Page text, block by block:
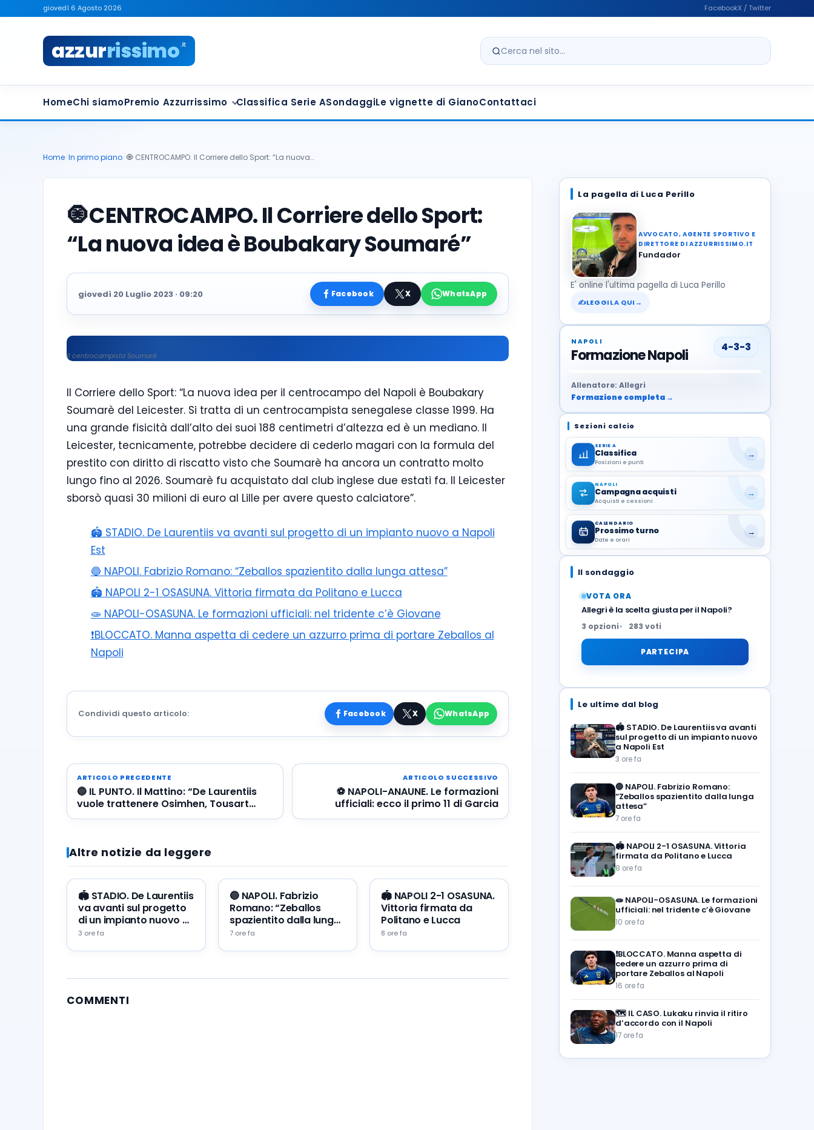
giovedì 6 Agosto 2026 FacebookX / Twitter
azzurrissimo.it
Cerca nel sito
HomeChi siamoPremio Azzurrissimo Classifica Serie ASondaggiLe vignette di GianoContattaci
Home In primo piano 🧿 CENTROCAMPO. Il Corriere dello Sport: “La nuova…
🧿CENTROCAMPO. Il Corriere dello Sport:
“La nuova idea è Boubakary Soumaré”
giovedì 20 Luglio 2023 · 09:20 Facebook X WhatsApp
Il centrocampista Soumaré
Il Corriere dello Sport: “La nuova idea per il centrocampo del Napoli è Boubakary
Soumarè del Leicester. Si tratta di un centrocampista senegalese classe 1999. Ha
una grande fisicità dall’alto dei suoi 188 centimetri d’altezza ed è un mediano. Il
Leicester, tecnicamente, potrebbe decidere di cederlo magari con la formula del
prestito con diritto di riscatto visto che Soumarè ha ancora un contratto molto
lungo fino al 2026. Soumarè fu acquistato dal club inglese due estati fa. Il Leicester
sborsò quasi 30 milioni di euro al Lille per avere questo calciatore”.
🏟️ STADIO. De Laurentiis va avanti sul progetto di un impianto nuovo a Napoli
Est
🔵 NAPOLI. Fabrizio Romano: “Zeballos spazientito dalla lunga attesa”
🏟️ NAPOLI 2-1 OSASUNA. Vittoria firmata da Politano e Lucca
🧫 NAPOLI-OSASUNA. Le formazioni ufficiali: nel tridente c’è Giovane
❗️BLOCCATO. Manna aspetta di cedere un azzurro prima di portare Zeballos al
Napoli
Condividi questo articolo: Facebook X WhatsApp
ARTICOLO PRECEDENTE
🔵 IL PUNTO. Il Mattino: “De Laurentiis
vuole trattenere Osimhen, Tousart
esce di scena, Danso in pole per il
ARTICOLO SUCCESSIVO
⚽️ NAPOLI-ANAUNE. Le formazioni
ufficiali: ecco il primo 11 di Garcia
Altre notizie da leggere
🏟️ STADIO. De Laurentiis
va avanti sul progetto
di un impianto nuovo a
Napoli Est
3 ore fa
🔵 NAPOLI. Fabrizio
Romano: “Zeballos
spazientito dalla lunga
attesa”
7 ore fa
🏟️ NAPOLI 2-1 OSASUNA.
Vittoria firmata da
Politano e Lucca
8 ore fa
COMMENTI
La pagella di Luca Perillo
AVVOCATO, AGENTE SPORTIVO E
DIRETTORE DI AZZURRISSIMO.IT
Fundador
E' online l'ultima pagella di Luca Perillo
✍LEGGILA QUI →
NAPOLI
Formazione Napoli 4-3-3
Allenatore: Allegri
Formazione completa →
Sezioni calcio
SERIE A
Classifica
Posizioni e punti
→
NAPOLI
Campagna acquisti
Acquisti e cessioni
→
CALENDARIO
Prossimo turno
Date e orari
→
Il sondaggio
VOTA ORA
Allegri è la scelta giusta per il Napoli?
3 opzioni 283 voti
PARTECIPA
Le ultime dal blog
🏟️ STADIO. De Laurentiis va avanti
sul progetto di un impianto nuovo
a Napoli Est
3 ore fa
🔵 NAPOLI. Fabrizio Romano:
“Zeballos spazientito dalla lunga
attesa”
7 ore fa
🏟️ NAPOLI 2-1 OSASUNA. Vittoria
firmata da Politano e Lucca
8 ore fa
🧫 NAPOLI-OSASUNA. Le formazioni
ufficiali: nel tridente c’è Giovane
10 ore fa
❗️BLOCCATO. Manna aspetta di
cedere un azzurro prima di
portare Zeballos al Napoli
16 ore fa
🗺️ IL CASO. Lukaku rinvia il ritiro
d’accordo con il Napoli
17 ore fa